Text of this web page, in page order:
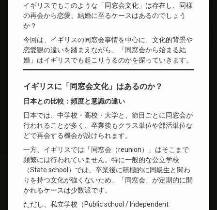
イギリスでもこのような「同窓会文化」は存在し、同様
の再会から恋愛、結婚に至るケースはあるのでしょう
か？
今回は、イギリスの同窓会事情を中心に、文化的背景や
恋愛観の違いを踏まえながら、「同窓会から始まる結
婚」はイギリスでも起こりうるのかを探っていきます。
イギリスに「同窓会文化」はあるのか？
日本との比較：頻度と意識の違い
日本では、中学校・高校・大学と、節目ごとに同窓会が
行われることが多く、卒業後もクラス単位や部活単位な
どで再会する機会が設けられます。
一方、イギリスでは「同窓会（reunion）」はそこまで
頻繁には行われていません。特に一般的な公立学校
（State school）では、卒業後に積極的に同級生と関わ
りを持つ文化が強くないため、「同窓会」が定期的に開
かれるケースは少数派です。
ただし、私立学校（Public school / Independent